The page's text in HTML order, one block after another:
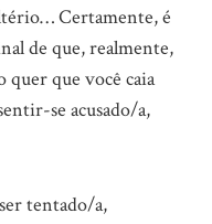
Certamente, é
de que, realmente,
quer que você caia
se acusado/a,
tentado/a,